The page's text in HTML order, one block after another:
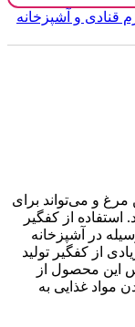
قنادی و آشپزخانه
مرغ و می‌تواند برای
استفاده از کفگیر
در آشپزخانه
از کفگیر تولید
این محصول از
غذایی به